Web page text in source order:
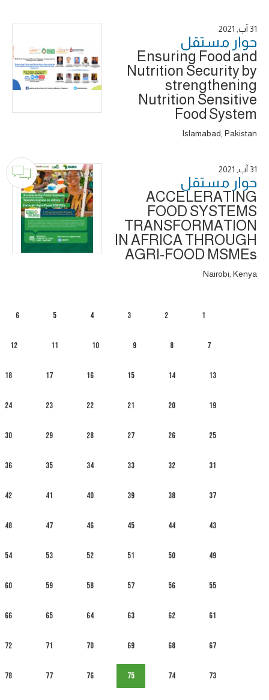
31 آب, 2021
حوار ‎مستقل
Ensuring Food and
Nutrition Security by
strengthening
Nutrition Sensitive
Food System
Islamabad, Pakistan
31 آب, 2021
حوار ‎مستقل
ACCELERATING
FOOD SYSTEMS
TRANSFORMATION
IN AFRICA THROUGH
AGRI-FOOD MSMEs
Nairobi, Kenya
1
2
3
4
5
6
7
8
9
10
11
12
13
14
15
16
17
18
19
20
21
22
23
24
25
26
27
28
29
30
31
32
33
34
35
36
37
38
39
40
41
42
43
44
45
46
47
48
49
50
51
52
53
54
55
56
57
58
59
60
61
62
63
64
65
66
67
68
69
70
71
72
73
74
75
76
77
78